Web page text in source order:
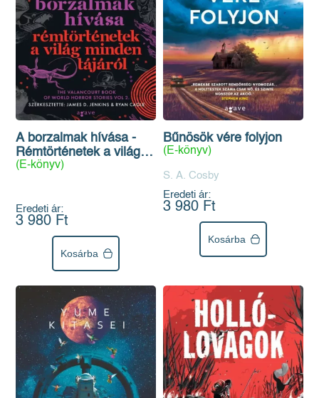
A borzalmak hívása -
Rémtörténetek a világ
minden tájáról
(E-könyv)
Eredeti ár:
3 980 Ft
Kosárba
Bűnösök vére folyjon
(E-könyv)
S. A. Cosby
Eredeti ár:
3 980 Ft
Kosárba